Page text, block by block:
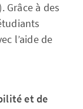
Grâce à des
l’aide de
et de